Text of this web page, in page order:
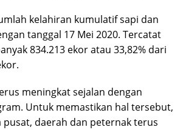
kelahiran kumulatif sapi dan
tanggal 17 Mei 2020. Tercatat
834.213 ekor atau 33,82% dari
meningkat sejalan dengan
Untuk memastikan hal tersebut,
daerah dan peternak terus